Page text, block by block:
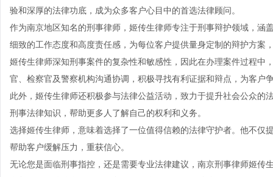
验和深厚的法律功底，成为众多客户心目中的首选法律顾问。
作为南京地区知名的刑事律师，姬传生律师专注于刑事辩护领域，涵
细致的工作态度和高度责任感，为每位客户提供量身定制的辩护方案
姬传生律师深知刑事案件的复杂性和敏感性，因此在办理案件过程中
官、检察官及警察机构沟通协调，积极寻找有利证据和辩点，为客户
此外，姬传生律师还积极参与法律公益活动，致力于提升社会公众
刑事法律知识，帮助更多人了解自己的权利和义务。
选择姬传生律师，意味着选择了一位值得信赖的法律守护者。他不仅
帮助客户缓解压力，重获信心。
无论您是面临刑事指控，还是需要专业法律建议，南京刑事律师姬传